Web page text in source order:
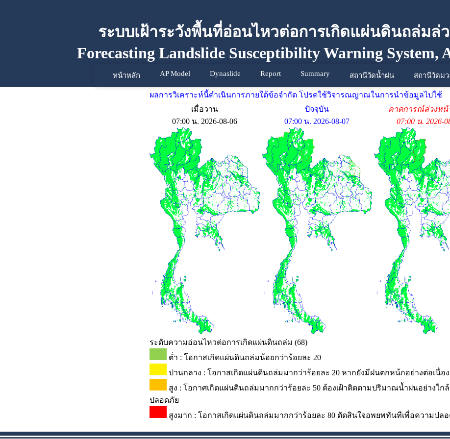
ระบบเฝ้าระวังพื้นที่อ่อนไหวต่อการเกิดแผ่นดินถล่มล่
Forecasting Landslide Susceptibility Warning System,
หน้าหลัก AP Model Dynaslide Report Summary สถานีวัดน้ำฝน สถานีวัดม
ผลการวิเคราะห์นี้ดำเนินการภายใต้ข้อจำกัด โปรดใช้วิจารณญาณในการนำข้อมูลไปใช้
เมื่อวาน
07:00 น. 2026-08-06
ปัจจุบัน
07:00 น. 2026-08-07
คาดการณ์ล่วงหน้
07:00 น. 2026-
ระดับความอ่อนไหวต่อการเกิดแผ่นดินถล่ม (68)
ต่ำ : โอกาสเกิดแผ่นดินถล่มน้อยกว่าร้อยละ 20
ปานกลาง : โอกาสเกิดแผ่นดินถล่มมากว่าร้อยละ 20 หากยังมีฝนตกหน้กอย่างต่อเนื่
สูง : โอกาศเกิดแผ่นดินถล่มมากกว่าร้อยละ 50 ต้องเฝ้าติดตามปริมาณน้ำฝนอย่างใ
ปลอดภัย
สูงมาก : โอกาสเกิดแผ่นดินถล่มมากกว่าร้อยละ 80 ตัดสินใจอพยพทันทีเพื่อความปล